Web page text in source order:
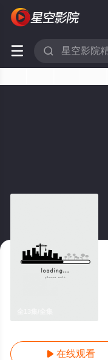
 
 在线观看